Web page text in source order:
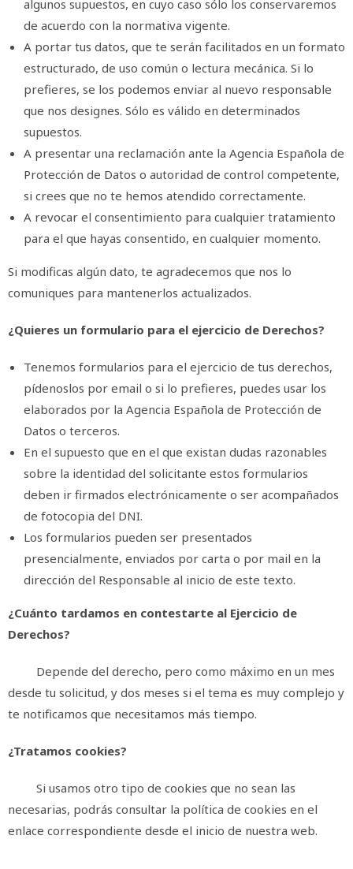
algunos supuestos, en cuyo caso sólo los conservaremos
de acuerdo con la normativa vigente.
A portar tus datos, que te serán facilitados en un formato
estructurado, de uso común o lectura mecánica. Si lo
prefieres, se los podemos enviar al nuevo responsable
que nos designes. Sólo es válido en determinados
supuestos.
A presentar una reclamación ante la Agencia Española de
Protección de Datos o autoridad de control competente,
si crees que no te hemos atendido correctamente.
A revocar el consentimiento para cualquier tratamiento
para el que hayas consentido, en cualquier momento.
Si modificas algún dato, te agradecemos que nos lo
comuniques para mantenerlos actualizados.
¿Quieres un formulario para el ejercicio de Derechos?
Tenemos formularios para el ejercicio de tus derechos,
pídenoslos por email o si lo prefieres, puedes usar los
elaborados por la Agencia Española de Protección de
Datos o terceros.
En el supuesto que en el que existan dudas razonables
sobre la identidad del solicitante estos formularios
deben ir firmados electrónicamente o ser acompañados
de fotocopia del DNI.
Los formularios pueden ser presentados
presencialmente, enviados por carta o por mail en la
dirección del Responsable al inicio de este texto.
¿Cuánto tardamos en contestarte al Ejercicio de
Derechos?
Depende del derecho, pero como máximo en un mes
desde tu solicitud, y dos meses si el tema es muy complejo y
te notificamos que necesitamos más tiempo.
¿Tratamos cookies?
Si usamos otro tipo de cookies que no sean las
necesarias, podrás consultar la política de cookies en el
enlace correspondiente desde el inicio de nuestra web.